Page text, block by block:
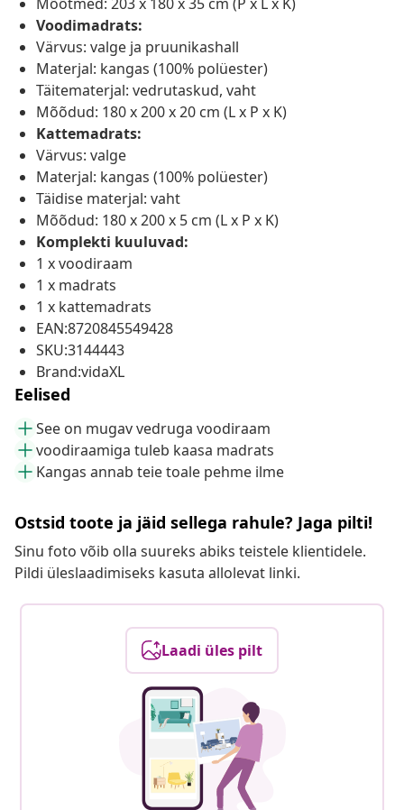
Voodimadrats:
Värvus: valge ja pruunikashall
Materjal: kangas (100% polüester)
Täitematerjal: vedrutaskud, vaht
Mõõdud: 180 x 200 x 20 cm (L x P x K)
Kattemadrats:
Värvus: valge
Materjal: kangas (100% polüester)
Täidise materjal: vaht
Mõõdud: 180 x 200 x 5 cm (L x P x K)
Komplekti kuuluvad:
1 x voodiraam
1 x madrats
1 x kattemadrats
EAN:8720845549428
SKU:3144443
Brand:vidaXL
Eelised
See on mugav vedruga voodiraam
voodiraamiga tuleb kaasa madrats
Kangas annab teie toale pehme ilme
Ostsid toote ja jäid sellega rahule? Jaga pilti!
Sinu foto võib olla suureks abiks teistele klientidele.
Pildi üleslaadimiseks kasuta allolevat linki.
Laadi üles pilt